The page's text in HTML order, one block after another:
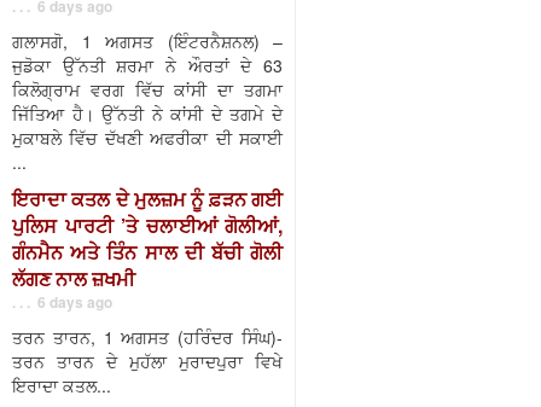
. . . 6 days ago
ਗਲਾਸਗੋ, 1 ਅਗਸਤ (ਇੰਟਰਨੈਸ਼ਨਲ) –
ਜੁਡੋਕਾ ਉੱਨਤੀ ਸ਼ਰਮਾ ਨੇ ਔਰਤਾਂ ਦੇ 63
ਕਿਲੋਗ੍ਰਾਮ ਵਰਗ ਵਿੱਚ ਕਾਂਸੀ ਦਾ ਤਗਮਾ
ਜਿੱਤਿਆ ਹੈ। ਉੱਨਤੀ ਨੇ ਕਾਂਸੀ ਦੇ ਤਗਮੇ ਦੇ
ਮੁਕਾਬਲੇ ਵਿੱਚ ਦੱਖਣੀ ਅਫਰੀਕਾ ਦੀ ਸਕਾਈ
...
ਇਰਾਦਾ ਕਤਲ ਦੇ ਮੁਲਜ਼ਮ ਨੂੰ ਫ਼ੜਨ ਗਈ
ਪੁਲਿਸ ਪਾਰਟੀ ’ਤੇ ਚਲਾਈਆਂ ਗੋਲੀਆਂ,
ਗੰਨਮੈਨ ਅਤੇ ਤਿੰਨ ਸਾਲ ਦੀ ਬੱਚੀ ਗੋਲੀ
ਲੱਗਣ ਨਾਲ ਜ਼ਖਮੀ
. . . 6 days ago
ਤਰਨ ਤਾਰਨ, 1 ਅਗਸਤ (ਹਰਿੰਦਰ ਸਿੰਘ)-
ਤਰਨ ਤਾਰਨ ਦੇ ਮੁਹੱਲਾ ਮੁਰਾਦਪੁਰਾ ਵਿਖੇ
ਇਰਾਦਾ ਕਤਲ...